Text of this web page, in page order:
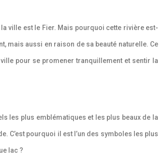
ville est le Fier. Mais pourquoi cette rivière est-
mais aussi en raison de sa beauté naturelle. Ce
pour se promener tranquillement et sentir la
les plus emblématiques et les plus beaux de la
C’est pourquoi il est l’un des symboles les plus
lac ?